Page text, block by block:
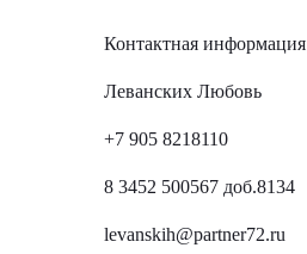
Контактная информация
Леванских Любовь
+7 905 8218110
8 3452 500567 доб.8134
levanskih@partner72.ru